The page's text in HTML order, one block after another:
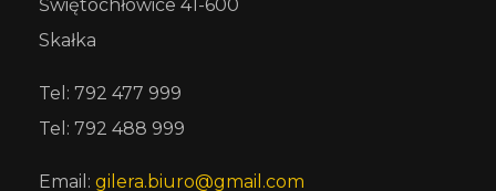
Świętochłowice 41-600
Skałka
Tel: 792 477 999
Tel: 792 488 999
Email: gilera.biuro@gmail.com